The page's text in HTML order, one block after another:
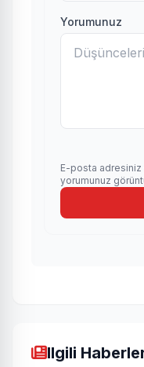
Yorumunuz
E-posta adresiniz
yorumunuz
Ilgili